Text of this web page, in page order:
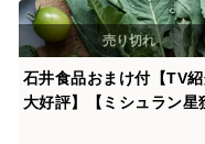
石井食品おまけ付【TV
大好評】【ミシュラン星